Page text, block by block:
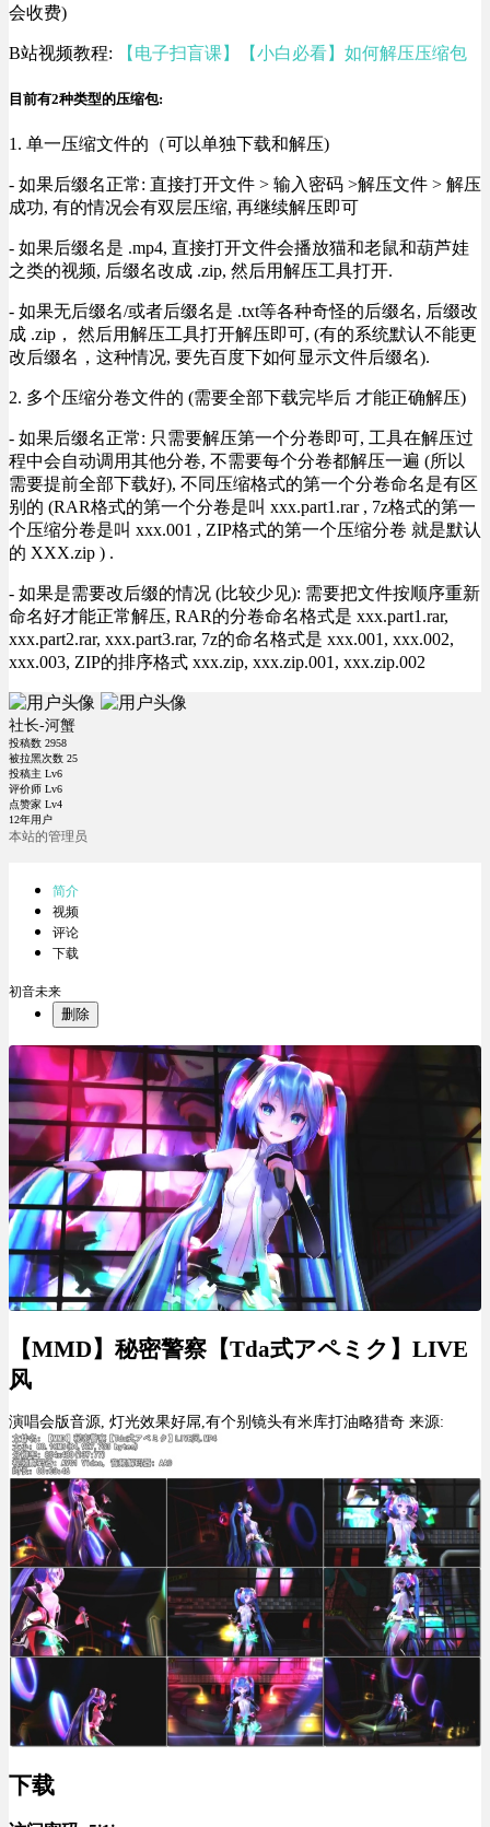
会收费)
B站视频教程: 【电子扫盲课】【小白必看】如何解压压缩包
目前有2种类型的压缩包:
1. 单一压缩文件的（可以单独下载和解压)
- 如果后缀名正常: 直接打开文件 > 输入密码 >解压文件 > 解压
成功, 有的情况会有双层压缩, 再继续解压即可
- 如果后缀名是 .mp4, 直接打开文件会播放猫和老鼠和葫芦娃
之类的视频, 后缀名改成 .zip, 然后用解压工具打开.
- 如果无后缀名/或者后缀名是 .txt等各种奇怪的后缀名, 后缀改
成 .zip， 然后用解压工具打开解压即可, (有的系统默认不能更
改后缀名，这种情况, 要先百度下如何显示文件后缀名).
2. 多个压缩分卷文件的 (需要全部下载完毕后 才能正确解压)
- 如果后缀名正常: 只需要解压第一个分卷即可, 工具在解压过
程中会自动调用其他分卷, 不需要每个分卷都解压一遍 (所以
需要提前全部下载好), 不同压缩格式的第一个分卷命名是有区
别的 (RAR格式的第一个分卷是叫 xxx.part1.rar , 7z格式的第一
个压缩分卷是叫 xxx.001 , ZIP格式的第一个压缩分卷 就是默认
的 XXX.zip ) .
- 如果是需要改后缀的情况 (比较少见): 需要把文件按顺序重新
命名好才能正常解压, RAR的分卷命名格式是 xxx.part1.rar,
xxx.part2.rar, xxx.part3.rar, 7z的命名格式是 xxx.001, xxx.002,
xxx.003, ZIP的排序格式 xxx.zip, xxx.zip.001, xxx.zip.002
社长-河蟹
投稿数 2958
被拉黑次数 25
投稿主 Lv6
评价师 Lv6
点赞家 Lv4
12年用户
本站的管理员
简介
视频
评论
下载
初音未来
删除
【MMD】秘密警察【Tda式アペミク】LIVE
风
演唱会版音源, 灯光效果好屌,有个别镜头有米库打油略猎奇 来源:
下载